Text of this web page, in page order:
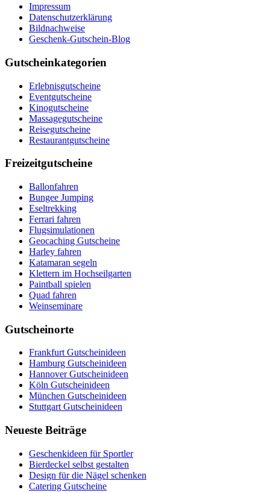
Impressum
Datenschutzerklärung
Bildnachweise
Geschenk-Gutschein-Blog
Gutscheinkategorien
Erlebnisgutscheine
Eventgutscheine
Kinogutscheine
Massagegutscheine
Reisegutscheine
Restaurantgutscheine
Freizeitgutscheine
Ballonfahren
Bungee Jumping
Eseltrekking
Ferrari fahren
Flugsimulationen
Geocaching Gutscheine
Harley fahren
Katamaran segeln
Klettern im Hochseilgarten
Paintball spielen
Quad fahren
Weinseminare
Gutscheinorte
Frankfurt Gutscheinideen
Hamburg Gutscheinideen
Hannover Gutscheinideen
Köln Gutscheinideen
München Gutscheinideen
Stuttgart Gutscheinideen
Neueste Beiträge
Geschenkideen für Sportler
Bierdeckel selbst gestalten
Design für die Nägel schenken
Catering Gutscheine